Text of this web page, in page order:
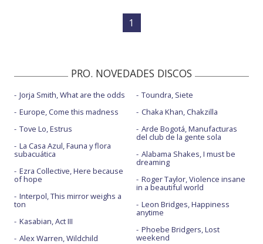
1
PRO. NOVEDADES DISCOS
Jorja Smith, What are the odds
Europe, Come this madness
Tove Lo, Estrus
La Casa Azul, Fauna y flora
subacuática
Ezra Collective, Here because
of hope
Interpol, This mirror weighs a
ton
Kasabian, Act III
Alex Warren, Wildchild
Toundra, Siete
Chaka Khan, Chakzilla
Arde Bogotá, Manufacturas
del club de la gente sola
Alabama Shakes, I must be
dreaming
Roger Taylor, Violence insane
in a beautiful world
Leon Bridges, Happiness
anytime
Phoebe Bridgers, Lost
weekend